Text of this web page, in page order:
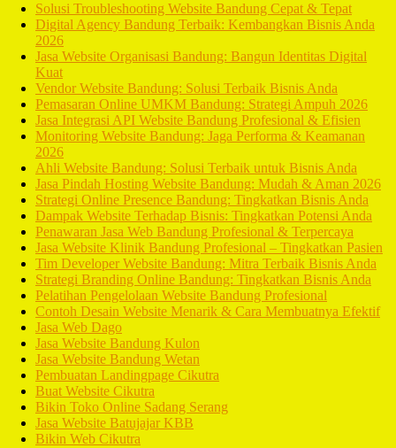
Solusi Troubleshooting Website Bandung Cepat & Tepat
Digital Agency Bandung Terbaik: Kembangkan Bisnis Anda
2026
Jasa Website Organisasi Bandung: Bangun Identitas Digital
Kuat
Vendor Website Bandung: Solusi Terbaik Bisnis Anda
Pemasaran Online UMKM Bandung: Strategi Ampuh 2026
Jasa Integrasi API Website Bandung Profesional & Efisien
Monitoring Website Bandung: Jaga Performa & Keamanan
2026
Ahli Website Bandung: Solusi Terbaik untuk Bisnis Anda
Jasa Pindah Hosting Website Bandung: Mudah & Aman 2026
Strategi Online Presence Bandung: Tingkatkan Bisnis Anda
Dampak Website Terhadap Bisnis: Tingkatkan Potensi Anda
Penawaran Jasa Web Bandung Profesional & Terpercaya
Jasa Website Klinik Bandung Profesional – Tingkatkan Pasien
Tim Developer Website Bandung: Mitra Terbaik Bisnis Anda
Strategi Branding Online Bandung: Tingkatkan Bisnis Anda
Pelatihan Pengelolaan Website Bandung Profesional
Contoh Desain Website Menarik & Cara Membuatnya Efektif
Jasa Web Dago
Jasa Website Bandung Kulon
Jasa Website Bandung Wetan
Pembuatan Landingpage Cikutra
Buat Website Cikutra
Bikin Toko Online Sadang Serang
Jasa Website Batujajar KBB
Bikin Web Cikutra